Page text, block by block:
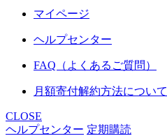
マイページ
ヘルプセンター
FAQ（よくあるご質問）
月額寄付解約方法について
CLOSE
ヘルプセンター 定期購読